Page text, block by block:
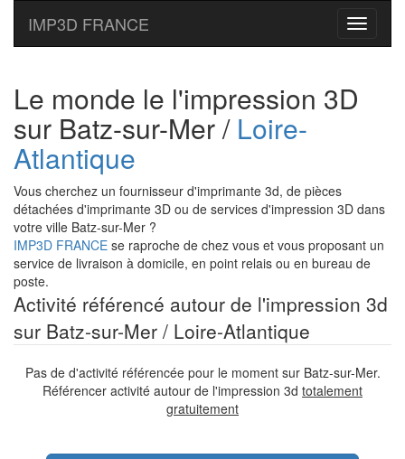
Toggle
IMP3D FRANCE
Le monde le l'impression 3D
sur Batz-sur-Mer / Loire-
Atlantique
Vous cherchez un fournisseur d'imprimante 3d, de pièces
détachées d'imprimante 3D ou de services d'impression 3D dans
votre ville Batz-sur-Mer ?
IMP3D FRANCE se raproche de chez vous et vous proposant un
service de livraison à domicile, en point relais ou en bureau de
poste.
Activité référencé autour de l'impression 3d
sur Batz-sur-Mer / Loire-Atlantique
Pas de d'activité référencée pour le moment sur Batz-sur-Mer.
Référencer activité autour de l'impression 3d totalement
gratuitement